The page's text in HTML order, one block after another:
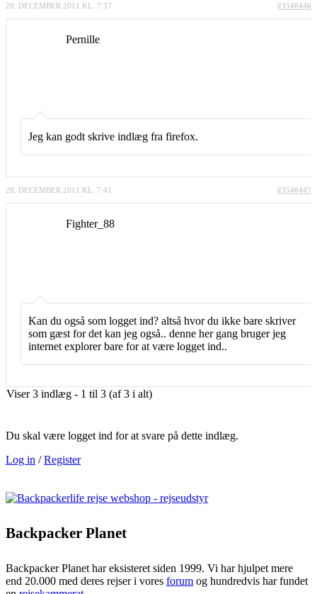
28. DECEMBER 2011 KL. 7:37 #3540446
Pernille
Jeg kan godt skrive indlæg fra firefox.
28. DECEMBER 2011 KL. 7:41 #3540447
Fighter_88
Kan du også som logget ind? altså hvor du ikke bare skriver
som gæst for det kan jeg også.. denne her gang bruger jeg
internet explorer bare for at være logget ind..
Viser 3 indlæg - 1 til 3 (af 3 i alt)
Du skal være logget ind for at svare på dette indlæg.
Log in /Register
Backpacker Planet
Backpacker Planet har eksisteret siden 1999. Vi har hjulpet mere
end 20.000 med deres rejser i vores forum og hundredvis har fundet